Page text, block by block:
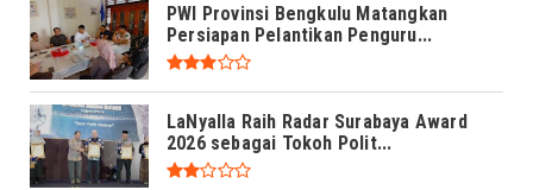
PWI Provinsi Bengkulu Matangkan
Persiapan Pelantikan Penguru...
LaNyalla Raih Radar Surabaya Award
2026 sebagai Tokoh Polit...